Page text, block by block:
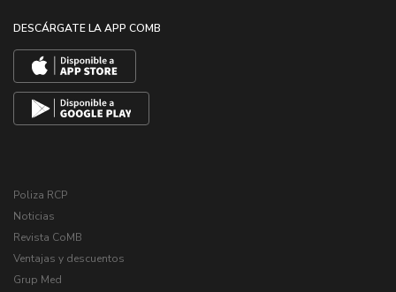
DESCÁRGATE LA APP COMB
Poliza RCP
Noticias
Revista CoMB
Ventajas y descuentos
Grup Med